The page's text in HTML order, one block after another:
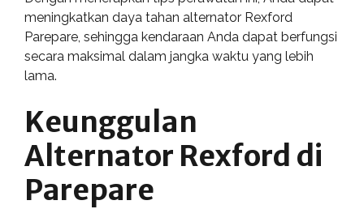
meningkatkan daya tahan alternator Rexford
Parepare, sehingga kendaraan Anda dapat berfungsi
secara maksimal dalam jangka waktu yang lebih
lama.
Keunggulan
Alternator Rexford di
Parepare